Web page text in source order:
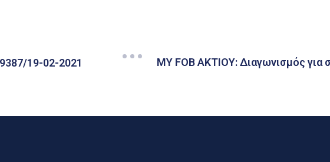
19-02-2021
MY FOB AKTIOY: Διαγωνισμός για